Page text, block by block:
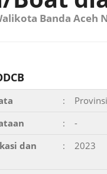
Banda Aceh
:
Provinsi
:
-
dan
: 2023